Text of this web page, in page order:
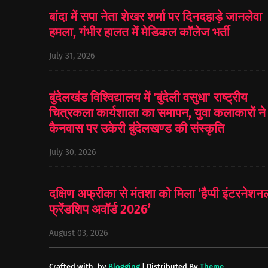
बांदा में सपा नेता शेखर शर्मा पर दिनदहाड़े जानलेवा
हमला, गंभीर हालत में मेडिकल कॉलेज भर्ती
July 31, 2026
बुंदेलखंड विश्विद्यालय में 'बुंदेली वसुधा' राष्ट्रीय
चित्रकला कार्यशाला का समापन, युवा कलाकारों ने
कैनवास पर उकेरी बुंदेलखण्ड की संस्कृति
July 30, 2026
दक्षिण अफ्रीका से मंतशा को मिला ‘हैप्पी
फ्रेंडशिप अवॉर्ड 2026’
August 03, 2026